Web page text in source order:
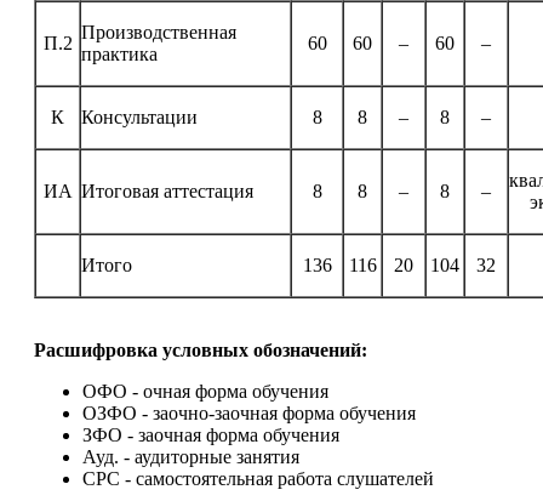
П.2
Производственная
практика
60 60 – 60 –
К Консультации 8 8 – 8 –
ИА Итоговая аттестация 8 8 – 8 –
Итого 136 116 20 104 32
Расшифровка условных обозначений:
ОФО - очная форма обучения
ОЗФО - заочно-заочная форма обучения
ЗФО - заочная форма обучения
Ауд. - аудиторные занятия
СРС - самостоятельная работа слушателей